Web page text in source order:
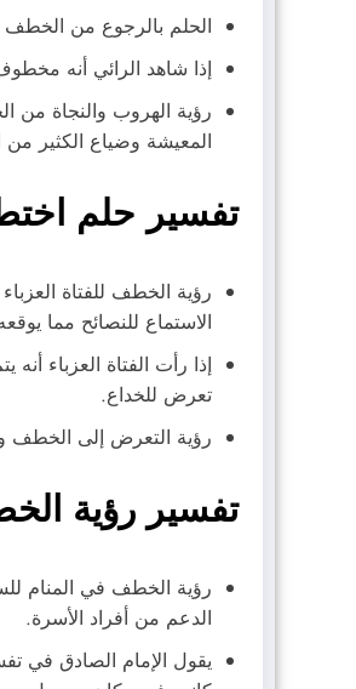
الحلم بالرجوع من الخطف
إذا شاهد الرائي أنه
رؤية الهروب والنجاة
المعيشة وضياع الكثير من
تفسير حلم
رؤية الخطف للفتاة
الاستماع للنصائح مما
إذا رأت الفتاة العزباء
تعرض للخداع.
رؤية التعرض إلى الخطف
تفسير رؤية
رؤية الخطف في المنام
الدعم من أفراد الأسرة.
يقول الإمام الصادق في